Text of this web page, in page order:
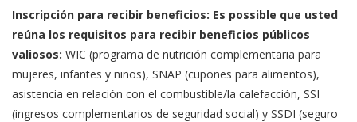
Inscripción para recibir beneficios: Es possible que usted
reúna los requisitos para recibir beneficios públicos
valiosos: WIC (programa de nutrición complementaria para
mujeres, infantes y niños), SNAP (cupones para alimentos),
asistencia en relación con el combustible/la calefacción, SSI
(ingresos complementarios de seguridad social) y SSDI (seguro